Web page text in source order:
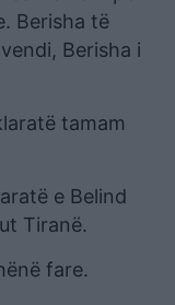
Berisha të
Berisha i
tamam
e Belind
Tiranë.
fare.